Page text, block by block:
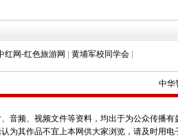
红网-红色旅游网 黄埔军校同学会
中华
音频、视频文件等资料，均出于为公众传播
为其作品不宜上本网供大家浏览，请及时用